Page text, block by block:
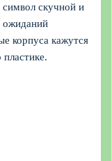
скучной и
ожиданий
корпуса кажутся